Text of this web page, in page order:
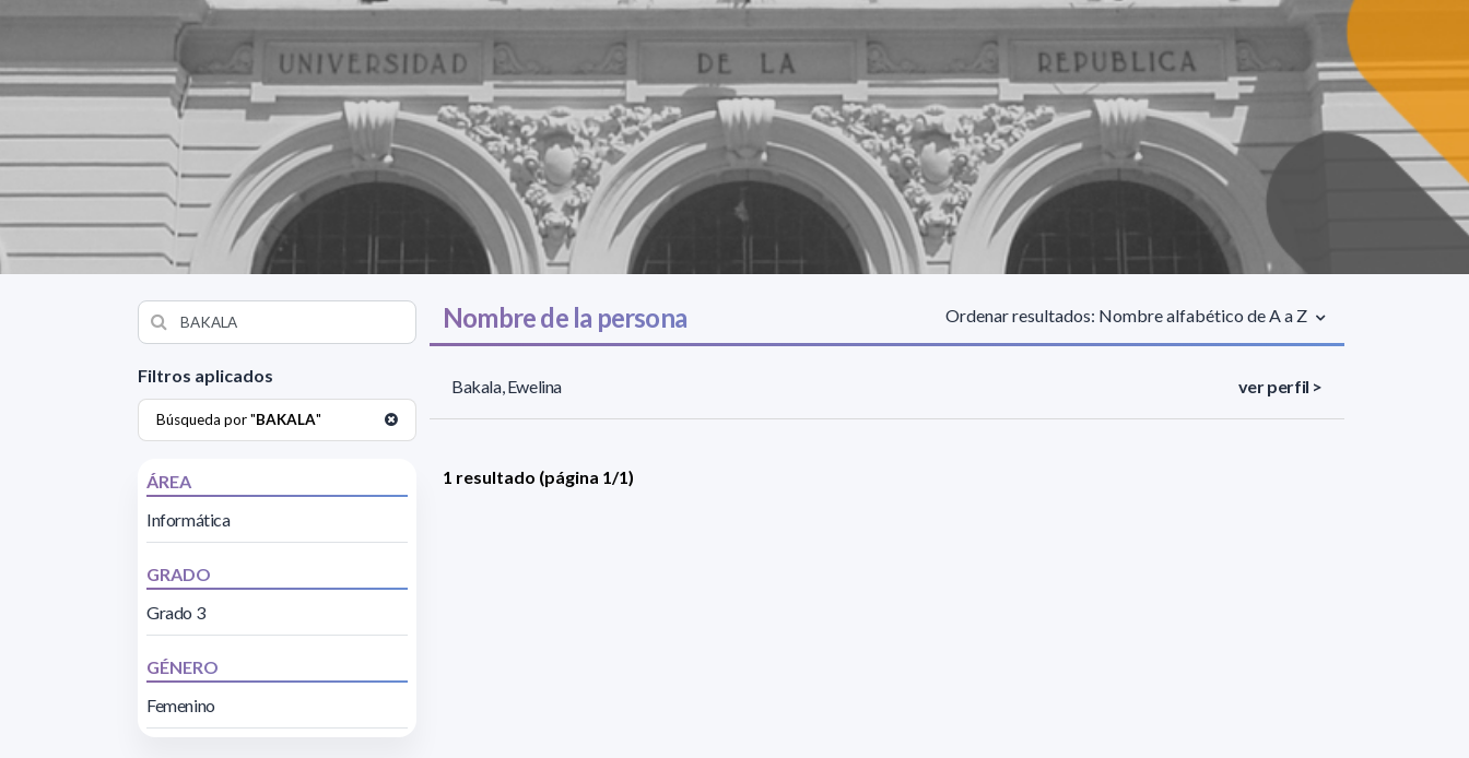
Filtros aplicados
Búsqueda por "BAKALA"
ÁREA
Informática
GRADO
Grado 3
GÉNERO
Femenino
Nombre de la persona Ordenar resultados: Nombre alfabético de A a Z
Bakala, Ewelina ver perfil >
1 resultado (página 1/1)